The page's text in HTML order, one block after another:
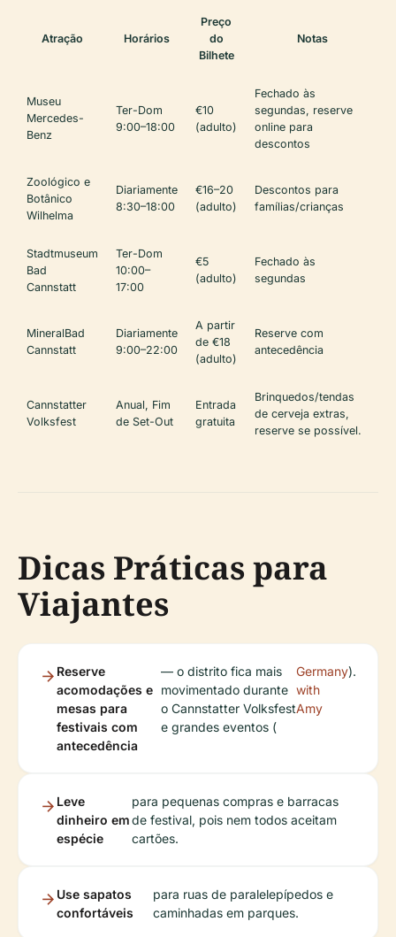
Atração Horários
Preço
do
Bilhete
Notas
Museu
Mercedes-
Benz
Ter-Dom
9:00–18:00
€10
(adulto)
Fechado às
segundas, reserve
online para
descontos
Zoológico e
Botânico
Wilhelma
Diariamente
8:30–18:00
€16–20
(adulto)
Descontos para
famílias/crianças
Stadtmuseum
Bad
Cannstatt
Ter-Dom
10:00–
17:00
€5
(adulto)
Fechado às
segundas
MineralBad
Cannstatt
Diariamente
9:00–22:00
A partir
de €18
(adulto)
Reserve com
antecedência
Cannstatter
Volksfest
Anual, Fim
de Set-Out
Entrada
gratuita
Brinquedos/tendas
de cerveja extras,
reserve se possível.
Dicas Práticas para
Viajantes
Reserve
acomodações e
mesas para
festivais com
antecedência
— o distrito fica mais
movimentado durante
o Cannstatter Volksfest
e grandes eventos (
Germany
with
Amy
).
Leve
dinheiro em
espécie
para pequenas compras e barracas
de festival, pois nem todos aceitam
cartões.
Use sapatos
confortáveis
para ruas de paralelepípedos e
caminhadas em parques.